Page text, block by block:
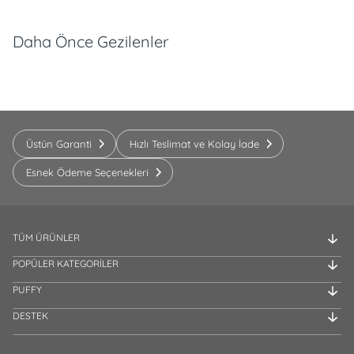
Daha Önce Gezilenler
Üstün Garanti Hızlı Teslimat ve Kolay İade
Esnek Ödeme Seçenekleri
TÜM ÜRÜNLER
POPÜLER KATEGORİLER
PUFFY
DESTEK